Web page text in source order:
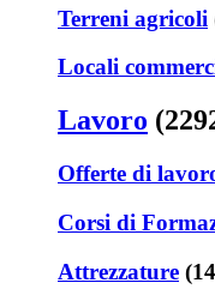
Terreni agricoli
Locali
Lavoro
Offerte di
Corsi di
Attrezzature